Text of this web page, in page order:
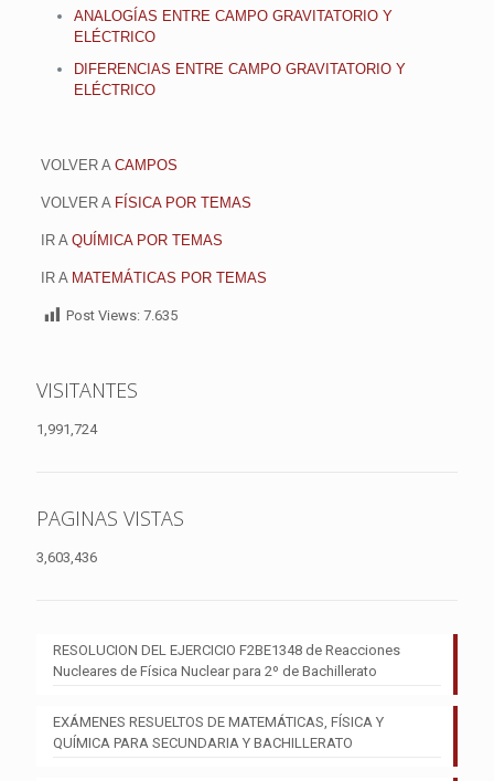
ANALOGÍAS ENTRE CAMPO GRAVITATORIO Y
ELÉCTRICO
DIFERENCIAS ENTRE CAMPO GRAVITATORIO Y
ELÉCTRICO
VOLVER A CAMPOS
VOLVER A FÍSICA POR TEMAS
IR A QUÍMICA POR TEMAS
IR A MATEMÁTICAS POR TEMAS
Post Views: 7.635
VISITANTES
1,991,724
PAGINAS VISTAS
3,603,436
RESOLUCION DEL EJERCICIO F2BE1348 de Reacciones
Nucleares de Física Nuclear para 2º de Bachillerato
EXÁMENES RESUELTOS DE MATEMÁTICAS, FÍSICA Y
QUÍMICA PARA SECUNDARIA Y BACHILLERATO